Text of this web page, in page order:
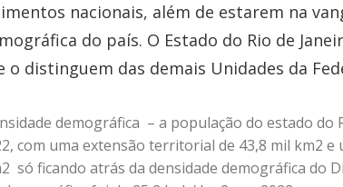
nacionais, além de estarem na
do país. O Estado do Rio de
distinguem das demais Unidades da
demográfica – a população do estado do
com uma extensão territorial de 43,8 mil km2 e
2 só ficando atrás da densidade demográfica do